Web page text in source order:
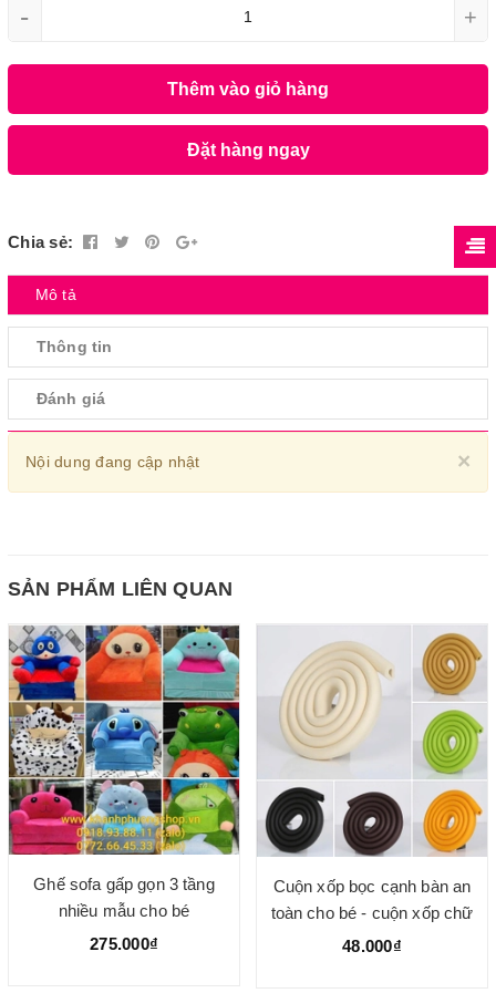
- +
Thêm vào giỏ hàng
Đặt hàng ngay
Chia sẻ:
Mô tả
Thông tin
Đánh giá
×
Nội dung đang cập nhật
SẢN PHẨM LIÊN QUAN
Ghế sofa gấp gọn 3 tầng
nhiều mẫu cho bé
275.000₫
Cuộn xốp bọc cạnh bàn an
toàn cho bé - cuộn xốp chữ
U dài 2m
48.000₫